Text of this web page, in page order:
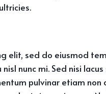
elit, sed do eiusmod
nunc mi. Sed nisi lacus
pulvinar etiam non